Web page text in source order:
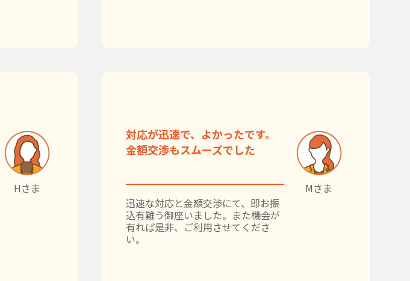
Hさま
対応が迅速で、よかったです。
金額交渉もスムーズでした
迅速な対応と金額交渉にて、即お振
込有難う御座いました。また機会が
有れば是非、ご利用させてくださ
い。
Mさま